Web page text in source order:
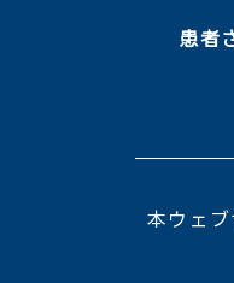
患者
本ウェ